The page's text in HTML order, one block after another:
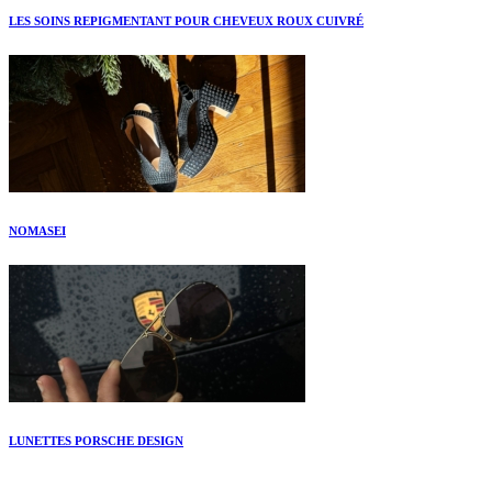
LES SOINS REPIGMENTANT POUR CHEVEUX ROUX CUIVRÉ
NOMASEI
LUNETTES PORSCHE DESIGN